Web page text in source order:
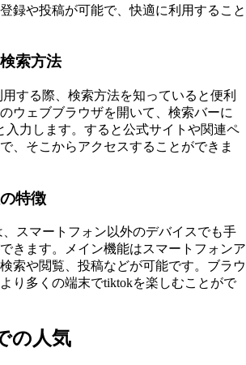
録や投稿が可能で、快適に利用すること
索方法
する際、検索方法を知っていると便利
ウェブブラウザを開いて、検索バーに
入力します。すると公式サイトや関連ペ
、そこからアクセスすることができま
特徴
スマートフォン以外のデバイスでも手
きます。メイン機能はスマートフォンア
索や閲覧、投稿などが可能です。ブラウ
り多くの端末でtiktokを楽しむことがで
の人気